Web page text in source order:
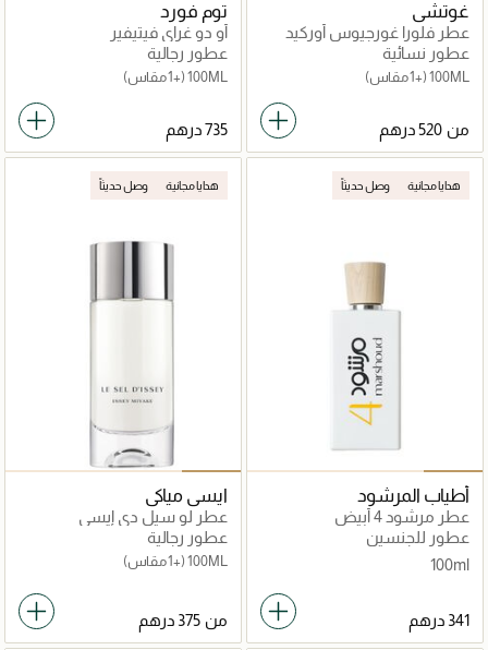
غوتشي
عطر فلورا غورجيوس أوركيد
عطور نسائية
100ML (+1 مقاس)
من
توم فورد
أو دو غراي فيتيفير
عطور رجالية
100ML (+1 مقاس)
هدايا مجانية وصل حديثاً
أطياب المرشود
عطر مرشود 4 أبيض
عطور للجنسين
100ml
هدايا مجانية وصل حديثاً
ايسي مياكي
عطر لو سيل دي إيسي
عطور رجالية
100ML (+1 مقاس)
من